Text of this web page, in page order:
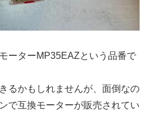
ーターMP35EAZという品番で
るかもしれませんが、面倒なの
で互換モーターが販売されてい